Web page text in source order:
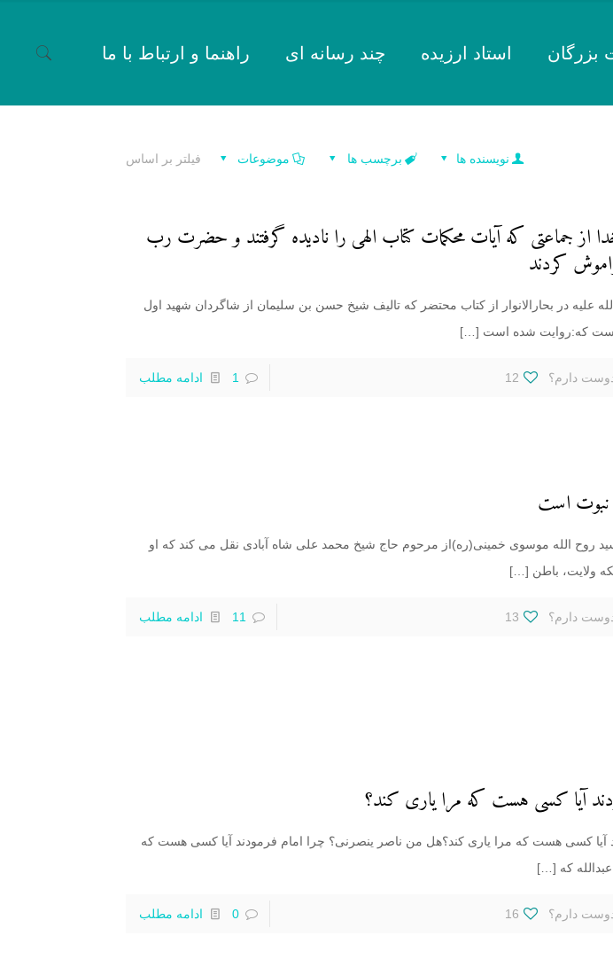
بزرگان استاد ارزیده چند رسانه ای راهنما و ارتباط با ما
فیلتر بر اساس موضوعات برچسب ها نویسنده ها
خدا از جماعتی که آیات محکمات کتاب الهی را نادیده گرفتند و حضرت رب
کردند
علیه در بحارالانوار از کتاب محتضر که تالیف شیخ حسن بن سلیمان از شاگردان شهید اول
که:روایت شده است […]
دارم؟ 12
1 ادامه مطلب
نبوت است
روح الله موسوی خمینی(ره)از مرحوم حاج شیخ محمد علی شاه آبادی نقل می کند که او
ولایت، باطن […]
دارم؟ 13
11 ادامه مطلب
آیا کسی هست که مرا یاری کند؟
آیا کسی هست که مرا یاری کند؟هل من ناصر ینصرنی؟ چرا امام فرمودند آیا کسی هست که
که […]
دارم؟ 16
0 ادامه مطلب